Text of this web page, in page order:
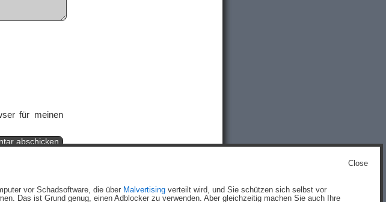
für meinen
(RSS).
Close
vor Schadsoftware, die über Malvertising verteilt wird, und Sie schützen sich selbst vor
Das ist Grund genug, einen Adblocker zu verwenden. Aber gleichzeitig machen Sie auch Ihre